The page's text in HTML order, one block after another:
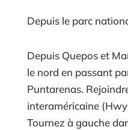
Depuis le parc
Depuis Quepos et
le nord en passant
Puntarenas.
interaméricaine
Tournez à gauche